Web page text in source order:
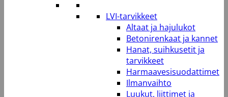
LVI-tarvikkeet
Altaat ja hajulukot
Betonirenkaat ja kannet
Hanat, suihkusetit ja
tarvikkeet
Harmaavesisuodattimet
Ilmanvaihto
Luukut, liittimet ja